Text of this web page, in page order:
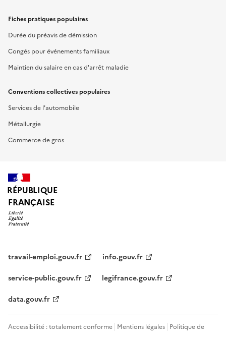
Fiches pratiques populaires
Durée du préavis de démission
Congés pour événements familiaux
Maintien du salaire en cas d'arrêt maladie
Conventions collectives populaires
Services de l'automobile
Métallurgie
Commerce de gros
RÉPUBLIQUE
FRANÇAISE
travail-emploi.gouv.fr
info.gouv.fr
service-public.gouv.fr
legifrance.gouv.fr
data.gouv.fr
Accessibilité : totalement conforme Mentions légales Politique de